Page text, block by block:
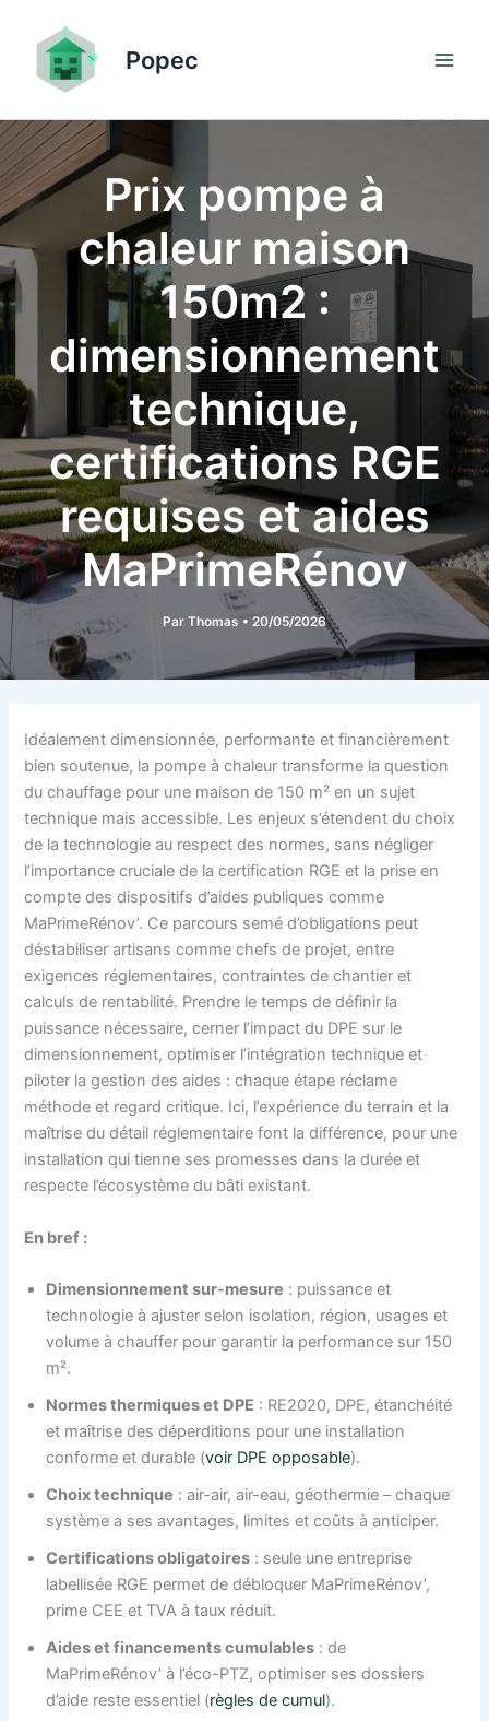
contenu
Popec
Prix pompe à
chaleur maison
150m2 :
dimensionnement
technique,
certifications RGE
requises et aides
MaPrimeRénov
Par Thomas • 20/05/2026
Idéalement dimensionnée, performante et financièrement
bien soutenue, la pompe à chaleur transforme la question
du chauffage pour une maison de 150 m² en un sujet
technique mais accessible. Les enjeux s’étendent du choix
de la technologie au respect des normes, sans négliger
l’importance cruciale de la certification RGE et la prise en
compte des dispositifs d’aides publiques comme
MaPrimeRénov’. Ce parcours semé d’obligations peut
déstabiliser artisans comme chefs de projet, entre
exigences réglementaires, contraintes de chantier et
calculs de rentabilité. Prendre le temps de définir la
puissance nécessaire, cerner l’impact du DPE sur le
dimensionnement, optimiser l’intégration technique et
piloter la gestion des aides : chaque étape réclame
méthode et regard critique. Ici, l’expérience du terrain et la
maîtrise du détail réglementaire font la différence, pour une
installation qui tienne ses promesses dans la durée et
respecte l’écosystème du bâti existant.
En bref :
Dimensionnement sur-mesure : puissance et
technologie à ajuster selon isolation, région, usages et
volume à chauffer pour garantir la performance sur 150
m².
Normes thermiques et DPE : RE2020, DPE, étanchéité
et maîtrise des déperditions pour une installation
conforme et durable (voir DPE opposable).
Choix technique : air-air, air-eau, géothermie – chaque
système a ses avantages, limites et coûts à anticiper.
Certifications obligatoires : seule une entreprise
labellisée RGE permet de débloquer MaPrimeRénov’,
prime CEE et TVA à taux réduit.
Aides et financements cumulables : de
MaPrimeRénov’ à l’éco-PTZ, optimiser ses dossiers
d’aide reste essentiel (règles de cumul).